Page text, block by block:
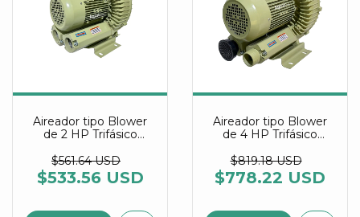
Aireador tipo Blower
de 2 HP Trifásico
Agrair
$561.64 USD
$533.56 USD
Aireador tipo Blower
de 4 HP Trifásico
C2 Agrair
$819.18 USD
$778.22 USD